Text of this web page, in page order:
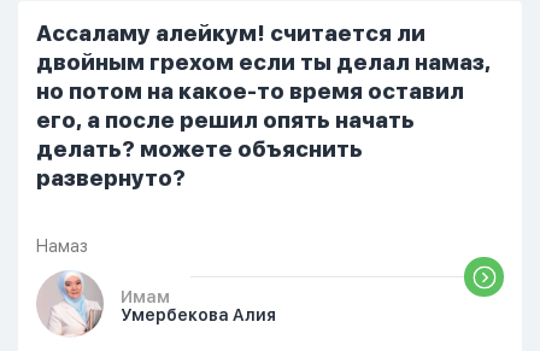
проснулся и спросил, что случилось. И
я рассказала о своих проблемах. Затем
я сказала ему:...
Ассаламу алейкум! считается ли
двойным грехом если ты делал намаз,
но потом на какое-то время оставил
его, а после решил опять начать
делать? можете объяснить
развернуто?
Намаз
Имам
Умербекова Алия